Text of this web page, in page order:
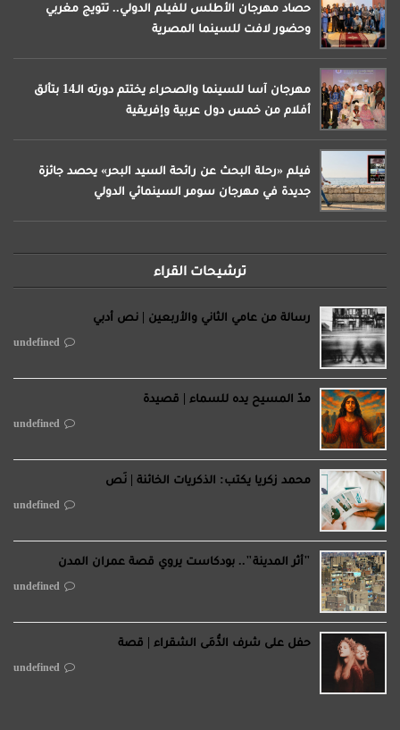
حصاد مهرجان الأطلس للفيلم الدولي.. تتويج مغربي
وحضور لافت للسينما المصرية
مهرجان آسا للسينما والصحراء يختتم دورته الـ14 بتألق
أفلام من خمس دول عربية وإفريقية
فيلم «رحلة البحث عن رائحة السيد البحر» يحصد جائزة
جديدة في مهرجان سومر السينمائي الدولي
ترشيحات القراء
رسالة من عامي الثاني والأربعين | نص أدبي
مدّ المسيح يده للسماء | قصيدة
محمد زكريا يكتب: الذكريات الخائنة | نَص
"أثر المدينة".. بودكاست يروي قصة عمران المدن
حفل على شرف الدُّمَى الشقراء | قصة